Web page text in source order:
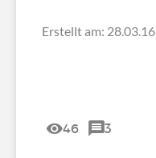
Erstellt am: 28.03.16
46 3